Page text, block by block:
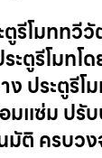
ตูรีโมททวี
ะตูรีโมทโ
าง ประตูรี
มแซ่ม ปรั
มัติ ครบว